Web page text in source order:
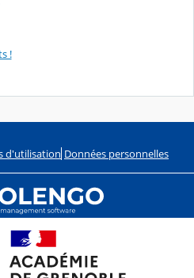
!
d'utilisation Données personnelles